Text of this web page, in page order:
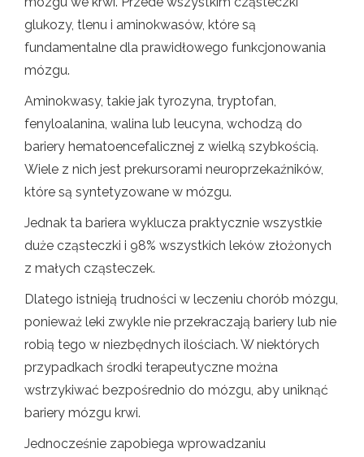
glukozy, tlenu i aminokwasów, które są
fundamentalne dla prawidłowego funkcjonowania
mózgu.
Aminokwasy, takie jak tyrozyna, tryptofan,
fenyloalanina, walina lub leucyna, wchodzą do
bariery hematoencefalicznej z wielką szybkością.
Wiele z nich jest prekursorami neuroprzekaźników,
które są syntetyzowane w mózgu.
Jednak ta bariera wyklucza praktycznie wszystkie
duże cząsteczki i 98% wszystkich leków złożonych
z małych cząsteczek.
Dlatego istnieją trudności w leczeniu chorób mózgu,
ponieważ leki zwykle nie przekraczają bariery lub nie
robią tego w niezbędnych ilościach. W niektórych
przypadkach środki terapeutyczne można
wstrzykiwać bezpośrednio do mózgu, aby uniknąć
bariery mózgu krwi.
Jednocześnie zapobiega wprowadzaniu